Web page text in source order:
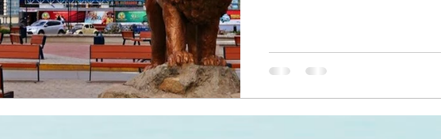
PUNO PIURA PASCO
LA LIBERTAD MOQUEGUA LORETO